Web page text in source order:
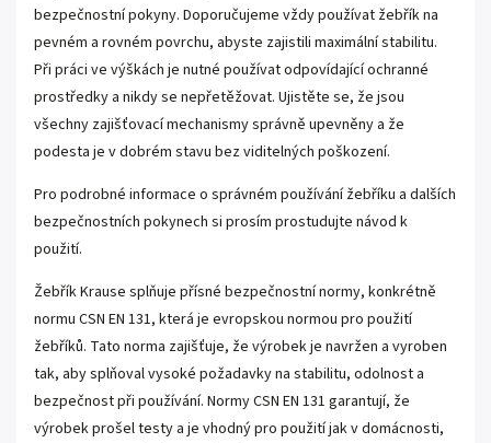
bezpečnostní pokyny. Doporučujeme vždy používat žebřík na
pevném a rovném povrchu, abyste zajistili maximální stabilitu.
Při práci ve výškách je nutné používat odpovídající ochranné
prostředky a nikdy se nepřetěžovat. Ujistěte se, že jsou
všechny zajišťovací mechanismy správně upevněny a že
podesta je v dobrém stavu bez viditelných poškození.
Pro podrobné informace o správném používání žebříku a dalších
bezpečnostních pokynech si prosím prostudujte návod k
použití.
Žebřík Krause splňuje přísné bezpečnostní normy, konkrétně
normu CSN EN 131, která je evropskou normou pro použití
žebříků. Tato norma zajišťuje, že výrobek je navržen a vyroben
tak, aby splňoval vysoké požadavky na stabilitu, odolnost a
bezpečnost při používání. Normy CSN EN 131 garantují, že
výrobek prošel testy a je vhodný pro použití jak v domácnosti,